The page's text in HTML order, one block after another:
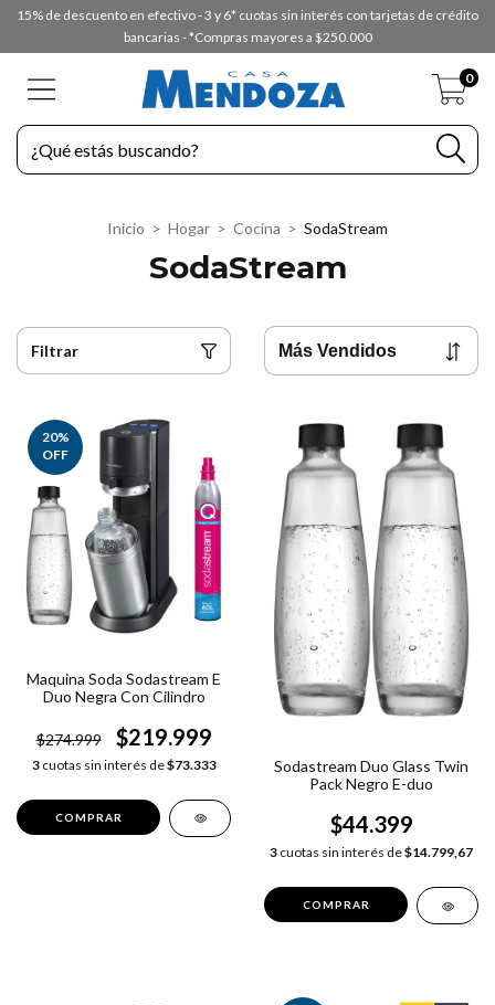
15% de descuento en efectivo - 3 y 6* cuotas sin interés con tarjetas de crédito
bancarias - *Compras mayores a $250.000
0
Inicio > Hogar > Cocina > SodaStream
SodaStream
Filtrar
20%
OFF
Maquina Soda Sodastream E
Duo Negra Con Cilindro
$274.999 $219.999
3cuotas sin interés de$73.333
Sodastream Duo Glass Twin
Pack Negro E-duo
$44.399
3 cuotas sin interés de$14.799,67